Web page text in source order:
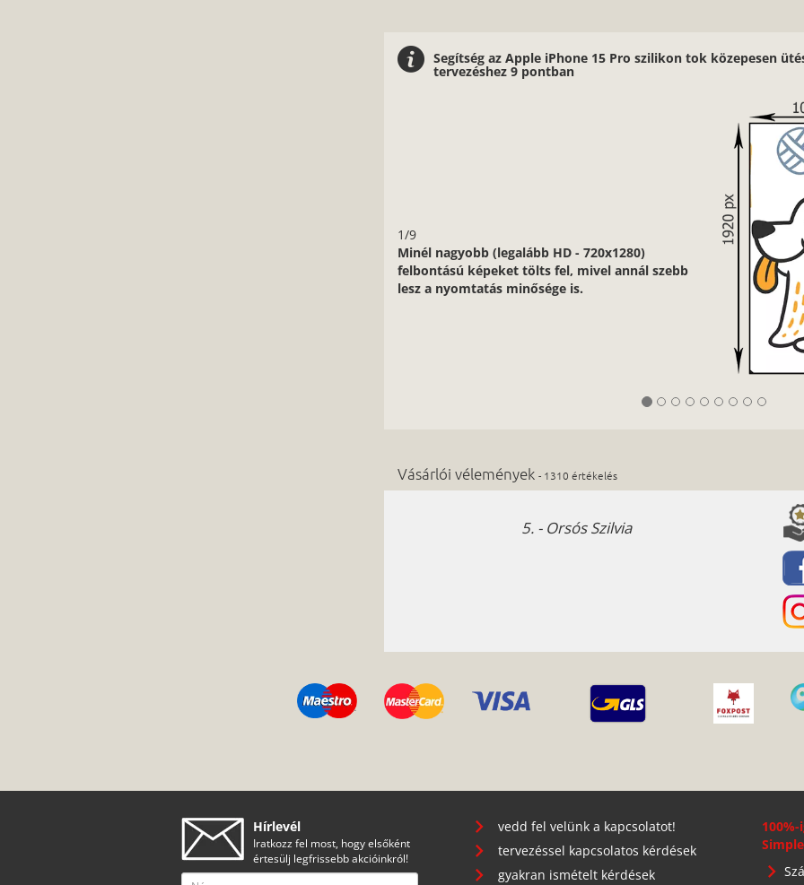
Segítség az Apple iPhone 15 Pro szilikon tok közepesen
tervezéshez 9 pontban
1/9
Minél nagyobb (legalább HD - 720x1280)
felbontású képeket tölts fel, mivel annál szebb
lesz a nyomtatás minősége is.
Vásárlói vélemények- 1310 értékelés
5. - Orsós Szilvia
Hírlevél
Iratkozz fel most, hogy elsőként
értesülj legfrissebb akcióinkról!
vedd fel velünk a kapcsolatot!
tervezéssel kapcsolatos kérdések
gyakran ismételt kérdések